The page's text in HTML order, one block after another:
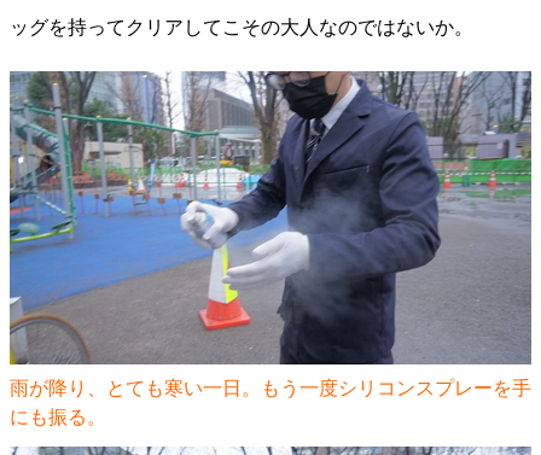
ッグを持ってクリアしてこその大人なのではないか。
雨が降り、とても寒い一日。もう一度シリコンスプレーを手
にも振る。